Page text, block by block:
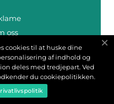
oss
Oss
cookies til at huske dine
af indhold og
deles med tredjepart. Ved
du cookiepolitikken.